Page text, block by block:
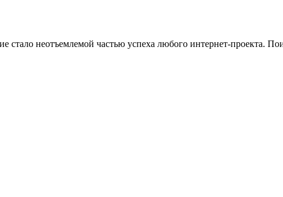
неотъемлемой частью успеха любого интернет-проекта.